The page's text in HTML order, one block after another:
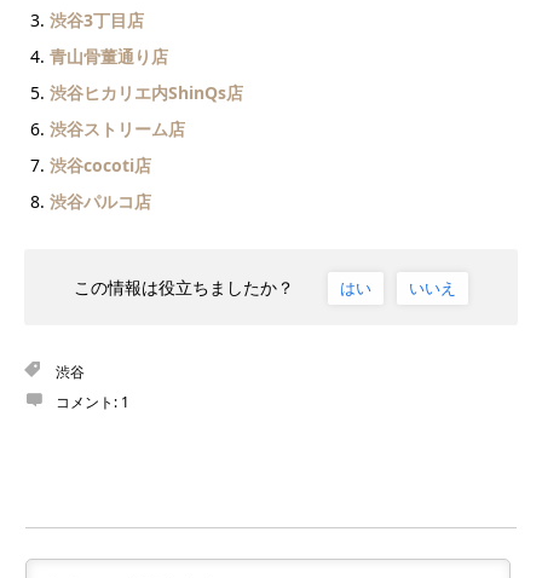
渋谷3丁目店
青山骨董通り店
渋谷ヒカリエ内ShinQs店
渋谷ストリーム店
渋谷cocoti店
渋谷パルコ店
この情報は役立ちましたか？ はい いいえ
渋谷
コメント: 1